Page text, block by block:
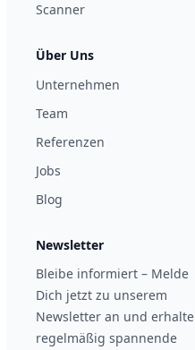
Scanner
Über Uns
Unternehmen
Team
Referenzen
Jobs
Blog
Newsletter
Bleibe informiert – Melde
Dich jetzt zu unserem
Newsletter an und erhalte
regelmäßig spannende